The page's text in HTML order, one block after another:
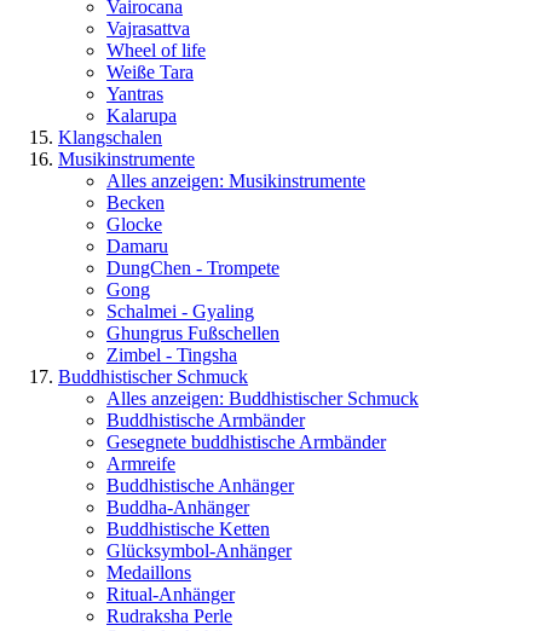
Vairocana
Vajrasattva
Wheel of life
Weiße Tara
Yantras
Kalarupa
Klangschalen
Musikinstrumente
Alles anzeigen: Musikinstrumente
Becken
Glocke
Damaru
DungChen - Trompete
Gong
Schalmei - Gyaling
Ghungrus Fußschellen
Zimbel - Tingsha
Buddhistischer Schmuck
Alles anzeigen: Buddhistischer Schmuck
Buddhistische Armbänder
Gesegnete buddhistische Armbänder
Armreife
Buddhistische Anhänger
Buddha-Anhänger
Buddhistische Ketten
Glücksymbol-Anhänger
Medaillons
Ritual-Anhänger
Rudraksha Perle